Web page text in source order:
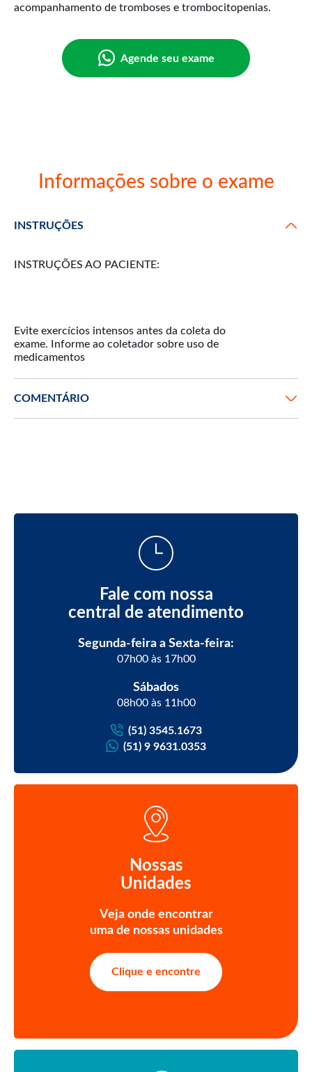
Agende seu exame
Informações sobre o exame
INSTRUÇÕES
INSTRUÇÕES AO PACIENTE:
Evite exercícios intensos antes da coleta do
exame. Informe ao coletador sobre uso de
COMENTÁRIO
Fale com nossa
central de atendimento
Segunda-feira a Sexta-feira:
07h00 às 17h00
Sábados
08h00 às 11h00
(51) 3545.1673
(51) 9 9631.0353
Nossas
Unidades
Veja onde encontrar
uma de nossas unidades
Clique e encontre